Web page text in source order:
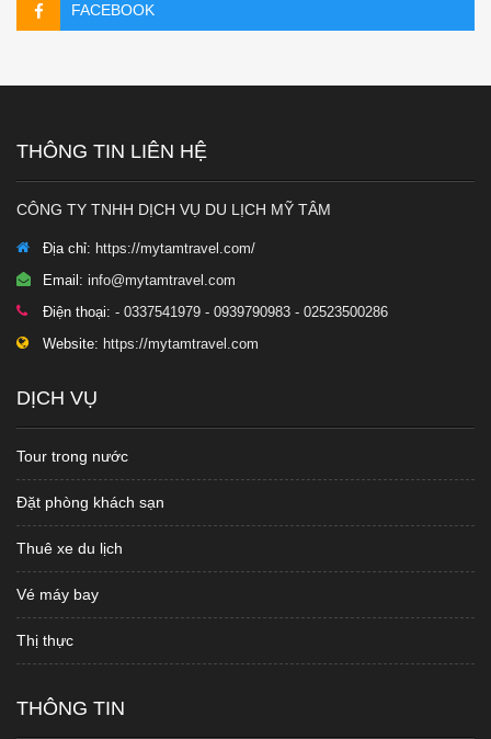
FACEBOOK
THÔNG TIN LIÊN HỆ
CÔNG TY TNHH DỊCH VỤ DU LỊCH MỸ TÂM
Địa chỉ: https://mytamtravel.com/
Email: info@mytamtravel.com
Điện thoại: - 0337541979 - 0939790983 - 02523500286
Website: https://mytamtravel.com
DỊCH VỤ
Tour trong nước
Đặt phòng khách sạn
Thuê xe du lịch
Vé máy bay
Thị thực
THÔNG TIN